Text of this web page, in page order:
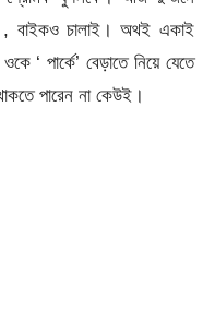
বাইকও চালাই। অথই একাই
পার্কে’ বেড়াতে নিয়ে যেতে
পারেন না কেউই।